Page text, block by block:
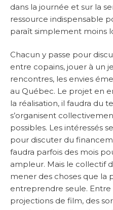
dans la journée et sur la
ressource indispensable
paraît simplement moins
Chacun y passe pour
entre copains, jouer à un
rencontres, les envies
au Québec. Le projet en
la réalisation, il faudra du
s’organisent
possibles. Les intéressés
pour discuter du
faudra parfois des mois
ampleur. Mais le collectif
mener des choses que la
entreprendre seule. Entre
projections de film, des